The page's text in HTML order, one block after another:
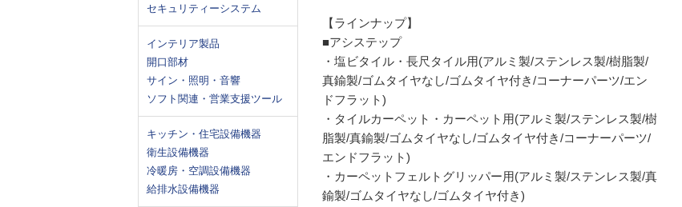
セキュリティーシステム
インテリア製品
開口部材
サイン・照明・音響
ソフト関連・営業支援ツール
キッチン・住宅設備機器
衛生設備機器
冷暖房・空調設備機器
給排水設備機器
【ラインナップ】
■アシステップ
・塩ビタイル・長尺タイル用(アルミ製/ステンレス製/樹脂製/
真鍮製/ゴムタイヤなし/ゴムタイヤ付き/コーナーパーツ/エン
ドフラット)
・タイルカーペット・カーペット用(アルミ製/ステンレス製/樹
脂製/真鍮製/ゴムタイヤなし/ゴムタイヤ付き/コーナーパーツ/
エンドフラット)
・カーペットフェルトグリッパー用(アルミ製/ステンレス製/真
鍮製/ゴムタイヤなし/ゴムタイヤ付き)